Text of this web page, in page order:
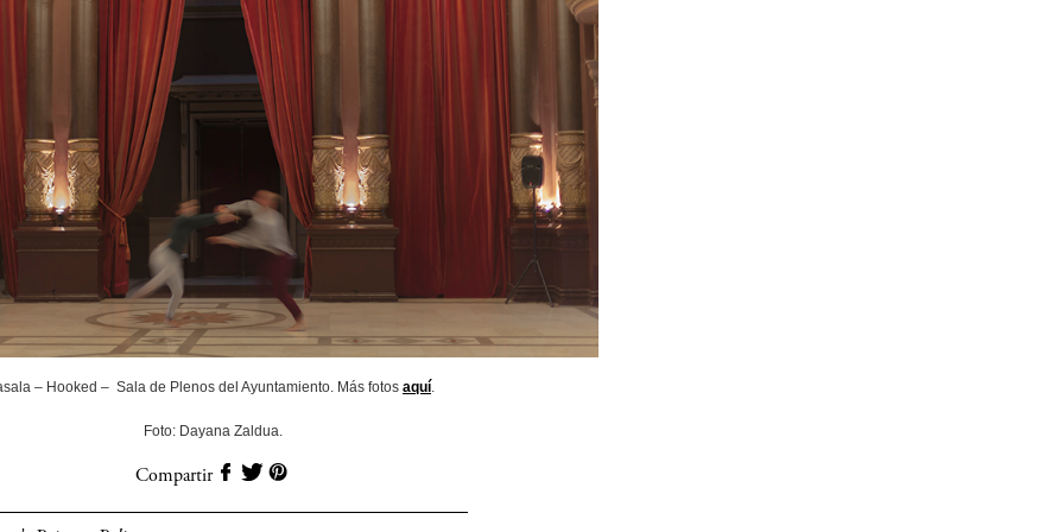
– Hooked – Sala de Plenos del Ayuntamiento. Más fotos aquí.
Foto: Dayana Zaldua.
Compartir